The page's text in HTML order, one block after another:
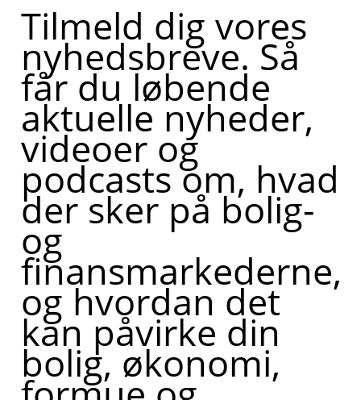
Tilmeld dig vores
nyhedsbreve. Så
får du løbende
aktuelle nyheder,
videoer og
podcasts om, hvad
der sker på bolig-
og
finansmarkederne,
og hvordan det
kan påvirke din
bolig, økonomi,